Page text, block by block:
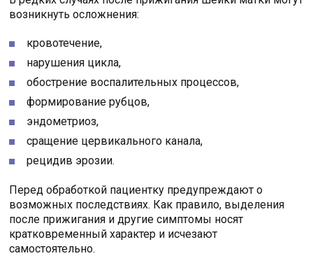
возникнуть осложнения:
кровотечение,
нарушения цикла,
обострение воспалительных процессов,
формирование рубцов,
эндометриоз,
сращение цервикального канала,
рецидив эрозии.
Перед обработкой пациентку предупреждают о
возможных последствиях. Как правило, выделения
после прижигания и другие симптомы носят
кратковременный характер и исчезают
самостоятельно.